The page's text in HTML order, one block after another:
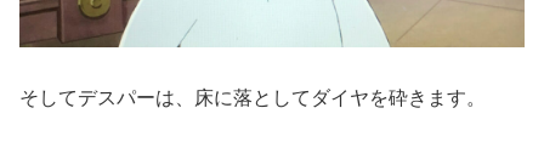
そしてデスパーは、床に落としてダイヤを砕きます。